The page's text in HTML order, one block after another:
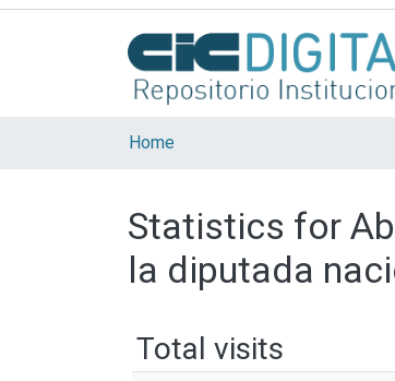
Home
Statistics for
la diputada
Total visits